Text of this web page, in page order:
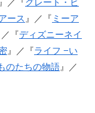
』／『グレート・ビ
ース 』／『 ミーア
／『ディズニーネイ
』／『ライフ −い
のたちの物語 』／